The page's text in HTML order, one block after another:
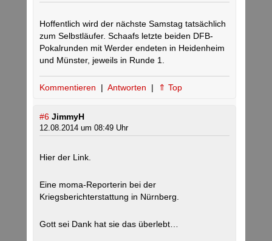
Hoffentlich wird der nächste Samstag tatsächlich
zum Selbstläufer. Schaafs letzte beiden DFB-
Pokalrunden mit Werder endeten in Heidenheim
und Münster, jeweils in Runde 1.
Kommentieren | Antworten | ⇑ Top
#6 JimmyH
12.08.2014 um 08:49 Uhr
Hier der Link.
Eine moma-Reporterin bei der
Kriegsberichterstattung in Nürnberg.
Gott sei Dank hat sie das überlebt…